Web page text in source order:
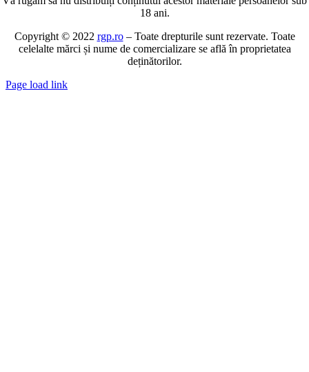
18 ani.
Copyright © 2022 rgp.ro– Toate drepturile sunt rezervate. Toate
celelalte mărci și nume de comercializare se află în proprietatea
deținătorilor.
Page load link